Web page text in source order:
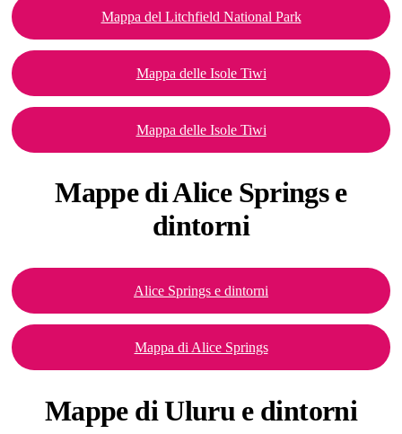
Mappa del Litchfield National Park
Mappa delle Isole Tiwi
Mappa delle Isole Tiwi
Mappe di Alice Springs e
dintorni
Alice Springs e dintorni
Mappa di Alice Springs
Mappe diUluru e dintorni